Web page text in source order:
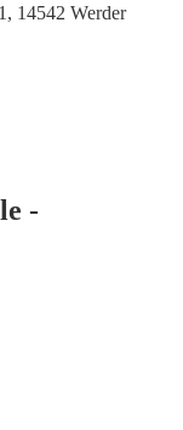
14542 Werder
-